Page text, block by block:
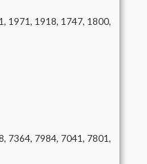
1971, 1918, 1747, 1800,
7364, 7984, 7041, 7801,